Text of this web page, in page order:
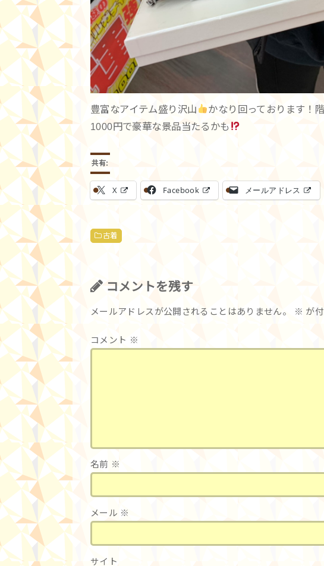
豊富なアイテム盛り沢山
かなり回っております！
1000円で豪華な景品当たるかも
共有:
X Facebook メールアドレス
古着
コメントを残す
メールアドレスが公開されることはありません。 ※ が
コメント ※
名前 ※
メール ※
サイト